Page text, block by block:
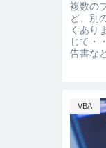
複数の
ど、別
くあり
じて・
告書な
VBA